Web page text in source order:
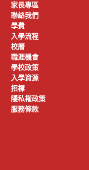
家長專區
聯絡我們
學費
入學流程
校曆
職涯機會
學校政策
入學資源
招標
隱私權政策
服務條款